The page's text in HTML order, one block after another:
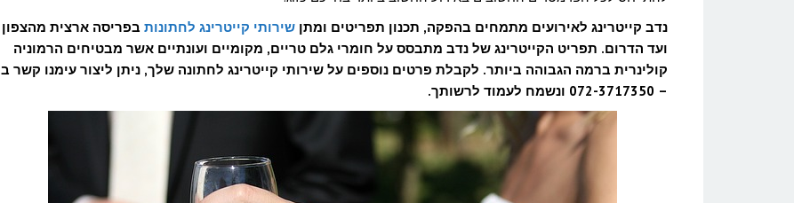
נדב קייטרינג לאירועים מתמחים בהפקה, תכנון תפריטים ומתן שירותי קייטרינג לחתונות בפריסה ארצית מהצפון
ועד הדרום. תפריט הקייטרינג של נדב מתבסס על חומרי גלם טריים, מקומיים ועונתיים אשר מבטיחים הרמוניה
קולינרית ברמה הגבוהה ביותר. לקבלת פרטים נוספים על שירותי קייטרינג לחתונה שלך, ניתן ליצור עימנו קשר ב
– 072-3717350 ונשמח לעמוד לרשותך.